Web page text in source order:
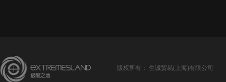
版权所有： 生诚贸易(上海)有限公司